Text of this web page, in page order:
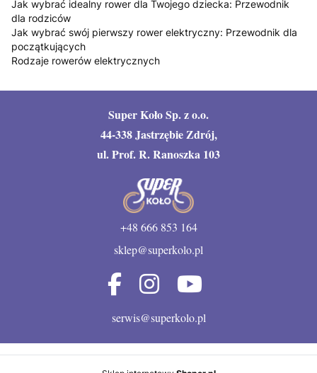
Jak wybrać idealny rower dla Twojego dziecka: Przewodnik
dla rodziców
Jak wybrać swój pierwszy rower elektryczny: Przewodnik dla
początkujących
Rodzaje rowerów elektrycznych
Super Koło Sp. z o.o.
44-338 Jastrzębie Zdrój,
ul. Prof. R. Ranoszka 103
+48 666 853 164
sklep@superkolo.pl
serwis@superkolo.pl